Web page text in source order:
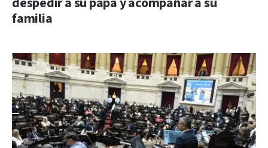
despedir a su papá y acompañar a su
familia